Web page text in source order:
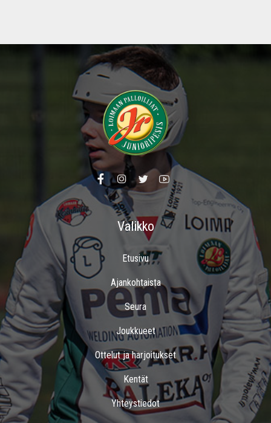
Valikko
Etusivu
Ajankohtaista
Seura
Joukkueet
Ottelut ja harjoitukset
Kentät
Yhteystiedot